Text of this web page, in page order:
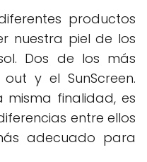
productos
nuestra piel de los
Dos de los más
y el SunScreen.
misma finalidad, es
entre ellos
adecuado para